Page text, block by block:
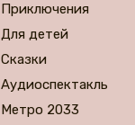
Приключения
Для детей
Сказки
Аудиоспектакль
Метро 2033